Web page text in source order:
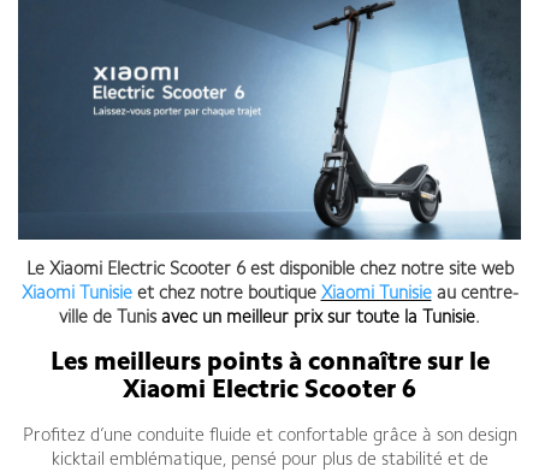
Le Xiaomi Electric Scooter 6 est disponible chez notre site web
Xiaomi Tunisieet chez notre boutique Xiaomi Tunisieau centre-
ville de Tunis avec un meilleur prix sur toute la Tunisie.
Les meilleurs points à connaître sur le
Xiaomi Electric Scooter 6
Profitez d’une conduite fluide et confortable grâce à son design
kicktail emblématique, pensé pour plus de stabilité et de